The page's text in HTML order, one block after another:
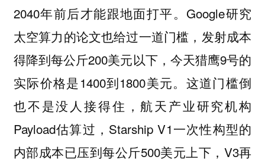
2040年前后才能跟地面打平。Google研究
太空算力的论文也给过一道门槛，发射成本
得降到每公斤200美元以下，今天猎鹰9号的
实际价格是1400到1800美元。这道门槛倒
也不是没人接得住，航天产业研究机构
Payload估算过，Starship V1一次性构型的
内部成本已压到每公斤500美元上下，V3再